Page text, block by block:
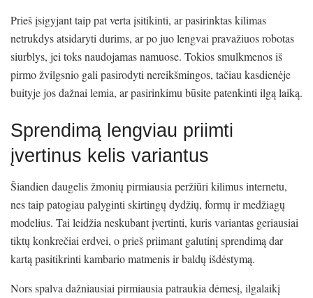
Prieš įsigyjant taip pat verta įsitikinti, ar pasirinktas kilimas
netrukdys atsidaryti durims, ar po juo lengvai pravažiuos robotas
siurblys, jei toks naudojamas namuose. Tokios smulkmenos iš
pirmo žvilgsnio gali pasirodyti nereikšmingos, tačiau kasdienėje
buityje jos dažnai lemia, ar pasirinkimu būsite patenkinti ilgą laiką.
Sprendimą lengviau priimti
įvertinus kelis variantus
Šiandien daugelis žmonių pirmiausia peržiūri kilimus internetu,
nes taip patogiau palyginti skirtingų dydžių, formų ir medžiagų
modelius. Tai leidžia neskubant įvertinti, kuris variantas geriausiai
tiktų konkrečiai erdvei, o prieš priimant galutinį sprendimą dar
kartą pasitikrinti kambario matmenis ir baldų išdėstymą.
Nors spalva dažniausiai pirmiausia patraukia dėmesį, ilgalaikį